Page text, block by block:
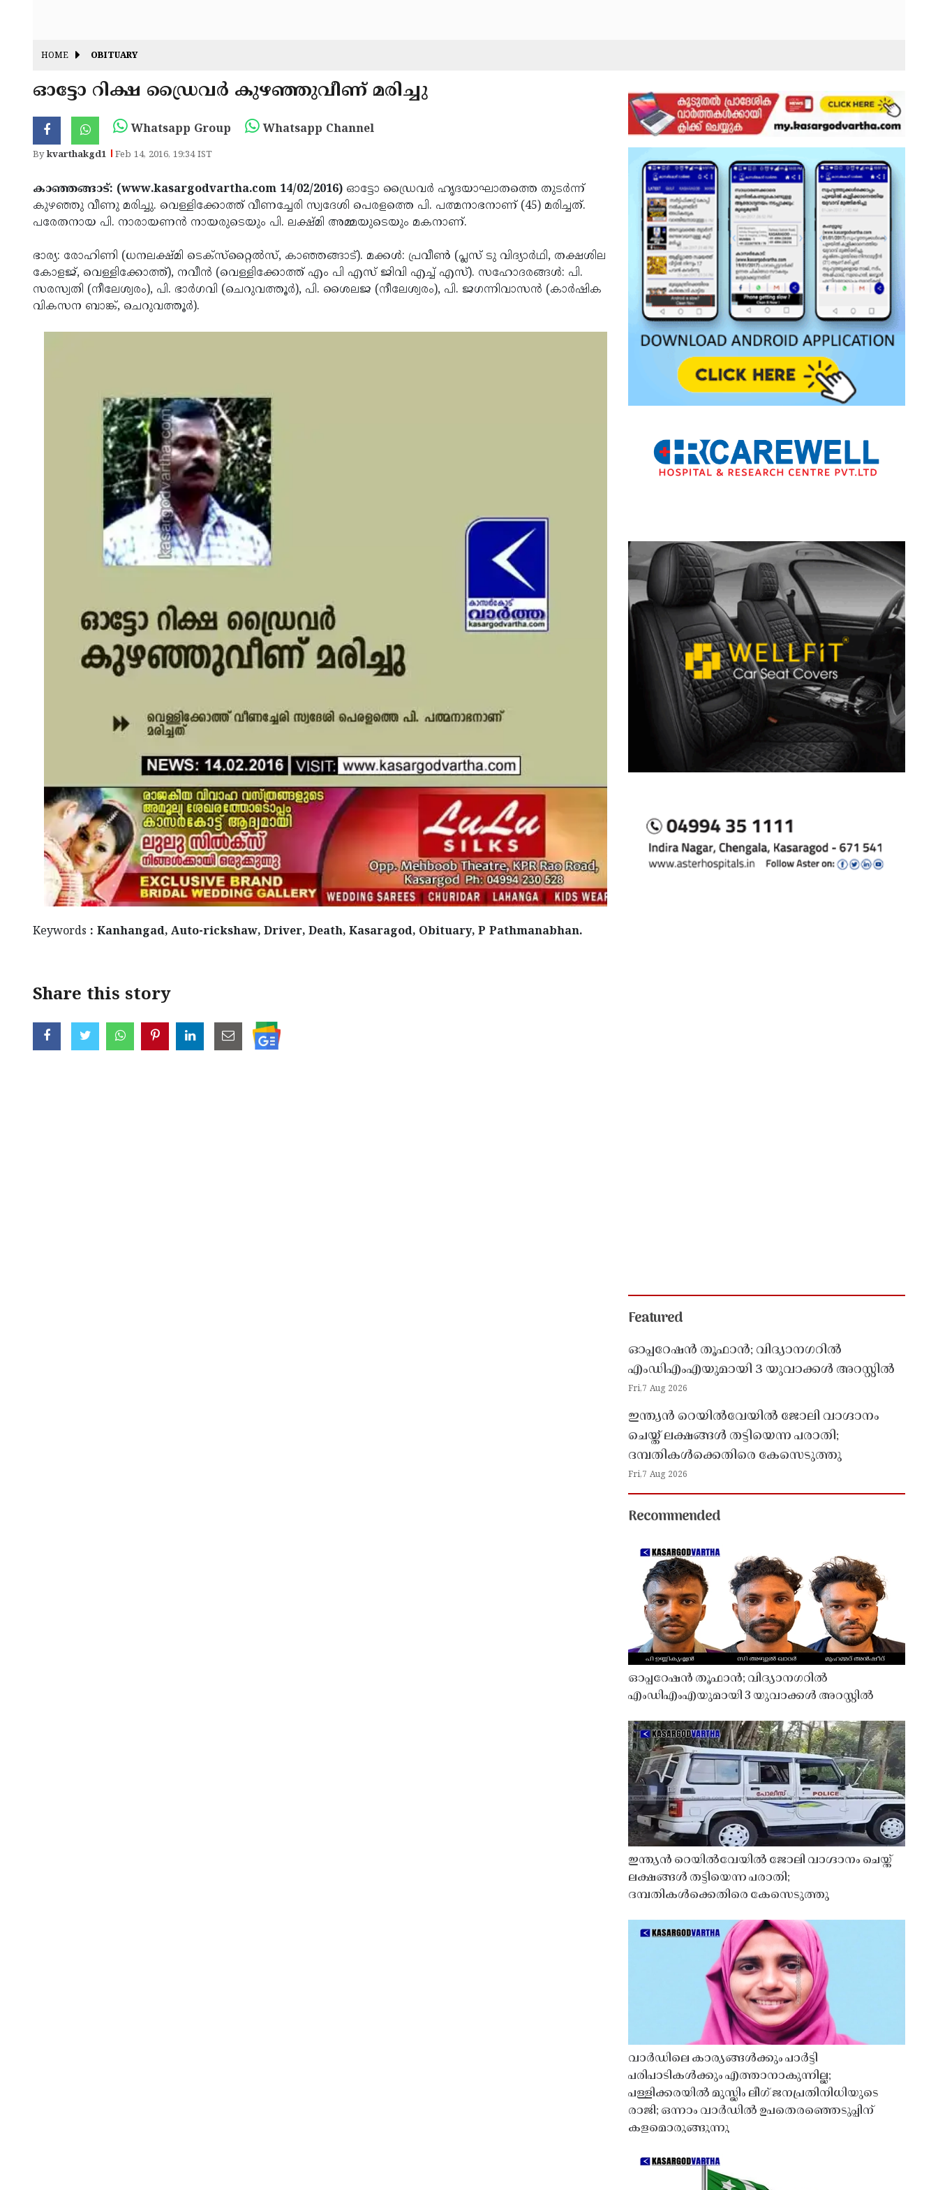
HOME OBITUARY
ഓട്ടോ റിക്ഷ ഡ്രൈവര്‍ കുഴഞ്ഞുവീണ് മരിച്ചു
Whatsapp Group Whatsapp Channel
Bykvarthakgd1 Feb 14, 2016, 19:34 IST
കാഞ്ഞങ്ങാട്: (www.kasargodvartha.com 14/02/2016) ഓട്ടോ ഡ്രൈവര്‍ ഹൃദയാഘാതത്തെ തുടര്‍ന്ന്
കുഴഞ്ഞു വീണു മരിച്ചു. വെള്ളിക്കോത്ത് വീണച്ചേരി സ്വദേശി പെരളത്തെ പി. പത്മനാഭനാണ് (45) മരിച്ചത്.
പരേതനായ പി. നാരായണന്‍ നായരുടെയും പി. ലക്ഷ്മി അമ്മയുടെയും മകനാണ്.
ഭാര്യ: രോഹിണി (ധനലക്ഷ്മി ടെക്‌സ്‌റ്റൈല്‍സ്, കാഞ്ഞങ്ങാട്). മക്കള്‍: പ്രവീണ്‍ (പ്ലസ് ടു വിദ്യാര്‍ഥി, തക്ഷശില
കോളജ്, വെള്ളിക്കോത്ത്), നവീന്‍ (വെള്ളിക്കോത്ത് എം പി എസ് ജിവി എച്ച് എസ്). സഹോദരങ്ങള്‍: പി.
സരസ്വതി (നീലേശ്വരം), പി. ഭാര്‍ഗവി (ചെറുവത്തൂര്‍), പി. ശൈലജ (നീലേശ്വരം), പി. ജഗന്നിവാസന്‍ (കാര്‍ഷിക
വികസന ബാങ്ക്, ചെറുവത്തൂര്‍).
Keywords : Kanhangad, Auto-rickshaw, Driver, Death, Kasaragod, Obituary, P Pathmanabhan.
Share this story
Featured
ഓപ്പറേഷൻ തൂഫാൻ; വിദ്യാനഗറിൽ
എംഡിഎംഎയുമായി 3 യുവാക്കൾ അറസ്റ്റിൽ
Fri,7 Aug 2026
ഇന്ത്യൻ റെയിൽവേയിൽ ജോലി വാഗ്ദാനം
ചെയ്ത് ലക്ഷങ്ങൾ തട്ടിയെന്ന പരാതി;
ദമ്പതികൾക്കെതിരെ കേസെടുത്തു
Fri,7 Aug 2026
Recommended
ഓപ്പറേഷൻ തൂഫാൻ; വിദ്യാനഗറിൽ
എംഡിഎംഎയുമായി 3 യുവാക്കൾ അറസ്റ്റിൽ
ഇന്ത്യൻ റെയിൽവേയിൽ ജോലി വാഗ്ദാനം ചെയ്ത്
ലക്ഷങ്ങൾ തട്ടിയെന്ന പരാതി;
ദമ്പതികൾക്കെതിരെ കേസെടുത്തു
വാർഡിലെ കാര്യങ്ങൾക്കും പാർട്ടി
പരിപാടികൾക്കും എത്താനാകുന്നില്ല;
പള്ളിക്കരയിൽ മുസ്ലിം ലീഗ് ജനപ്രതിനിധിയുടെ
രാജി; ഒന്നാം വാർഡിൽ ഉപതെരഞ്ഞെടുപ്പിന്
കളമൊരുങ്ങുന്നു